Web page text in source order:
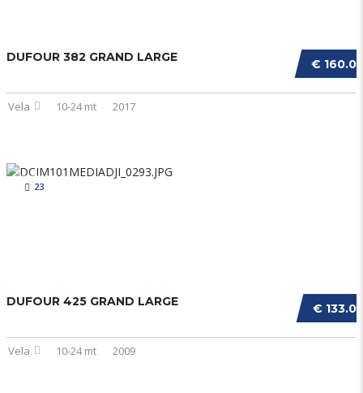
€
DUFOUR 382 GRAND LARGE
Vela 10-24 mt 2017
23
€
DUFOUR 425 GRAND LARGE
Vela 10-24 mt 2009